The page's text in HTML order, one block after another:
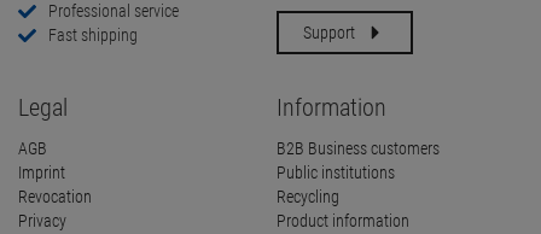
Professional service
Fast shipping
Support
Legal
AGB
Imprint
Revocation
Privacy
Information
B2B Business customers
Public institutions
Recycling
Product information